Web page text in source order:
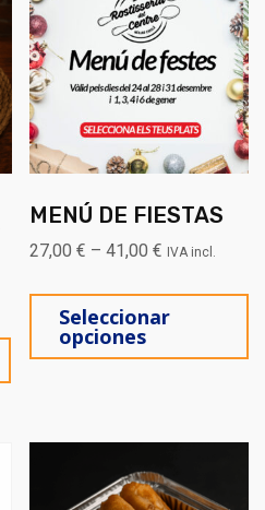
MENÚ DE FIESTAS
27,00€ –41,00€ IVA incl.
Seleccionar
opciones